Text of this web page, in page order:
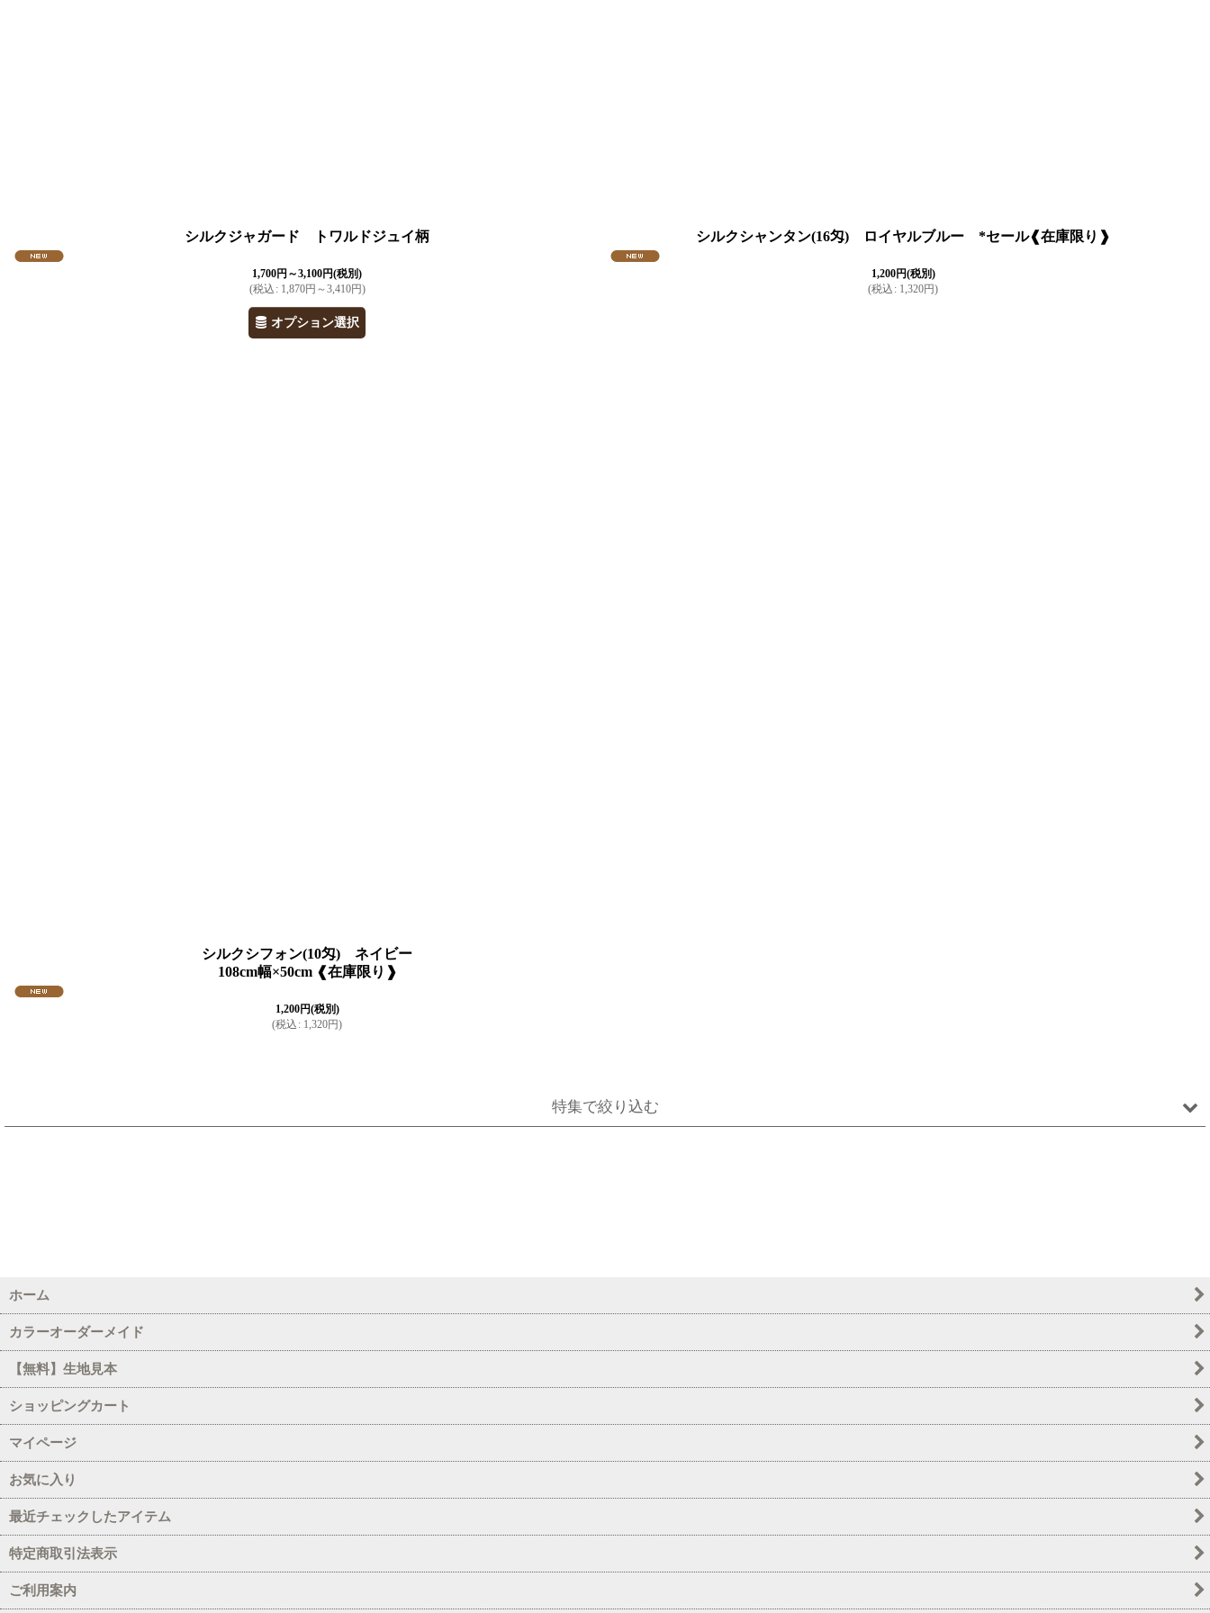
シルクジャガード トワルドジュイ柄
1,700円 ～3,100円(税別)
(税込 : 1,870円 ～3,410円)
オプション選択
シルクシャンタン(16匁) ロイヤルブルー *セール❰在庫限り❱
1,200円(税別)
(税込 : 1,320円)
シルクシフォン(10匁) ネイビー
108cm幅×50cm ❰在庫限り❱
1,200円(税別)
(税込 : 1,320円)
特集で絞り込む
ネイビー・ブルー
グリーン・エメラルド
グレー・ブラック
パープル・ラベンダー
イエロー・オレンジ
濃ベージュ・ブラウン
ホーム
カラーオーダーメイド
【無料】生地見本
ショッピングカート
マイページ
お気に入り
最近チェックしたアイテム
特定商取引法表示
ご利用案内